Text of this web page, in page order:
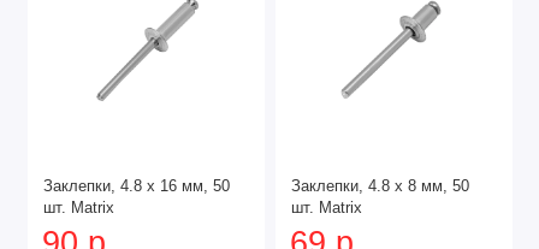
Заклепки, 4.8 х 16 мм, 50
шт. Matrix
Заклепки, 4.8 х 8 мм, 50
шт. Matrix